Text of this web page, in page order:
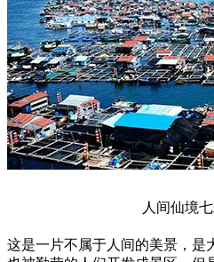
人间仙境
这是一片不属于人间的美景，是